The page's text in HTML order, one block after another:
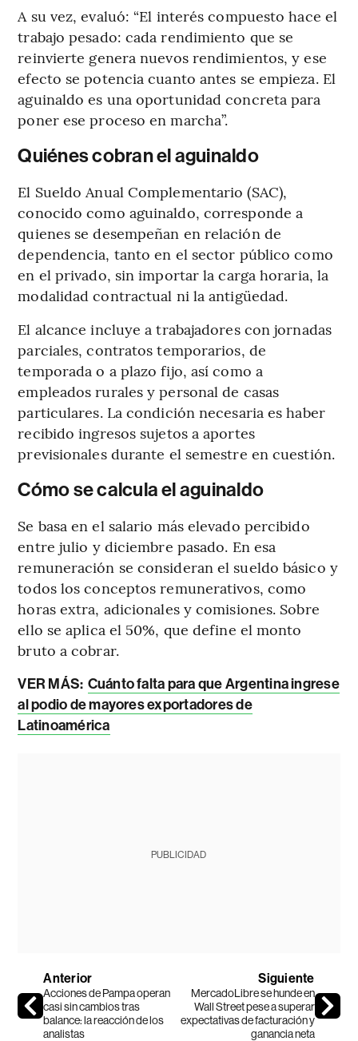
A su vez, evaluó: “El interés compuesto hace el
trabajo pesado: cada rendimiento que se
reinvierte genera nuevos rendimientos, y ese
efecto se potencia cuanto antes se empieza. El
aguinaldo es una oportunidad concreta para
poner ese proceso en marcha”.
Quiénes cobran el aguinaldo
El Sueldo Anual Complementario (SAC),
conocido como aguinaldo, corresponde a
quienes se desempeñan en relación de
dependencia, tanto en el sector público como
en el privado, sin importar la carga horaria, la
modalidad contractual ni la antigüedad.
El alcance incluye a trabajadores con jornadas
parciales, contratos temporarios, de
temporada o a plazo fijo, así como a
empleados rurales y personal de casas
particulares. La condición necesaria es haber
recibido ingresos sujetos a aportes
previsionales durante el semestre en cuestión.
Cómo se calcula el aguinaldo
Se basa en el salario más elevado percibido
entre julio y diciembre pasado. En esa
remuneración se consideran el sueldo básico y
todos los conceptos remunerativos, como
horas extra, adicionales y comisiones. Sobre
ello se aplica el 50%, que define el monto
bruto a cobrar.
VER MÁS: Cuánto falta para que Argentina ingrese
al podio de mayores exportadores de
Latinoamérica
PUBLICIDAD
Anterior
Acciones de Pampa operan
casi sin cambios tras
balance: la reacción de los
analistas
Siguiente
MercadoLibre se hunde en
Wall Street pese a superar
expectativas de facturación y
ganancia neta